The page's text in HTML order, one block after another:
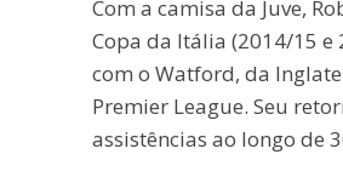
Com a camisa da Juve,
Copa da Itália (2014/15 e
com o Watford, da
Premier League. Seu
assistências ao longo de